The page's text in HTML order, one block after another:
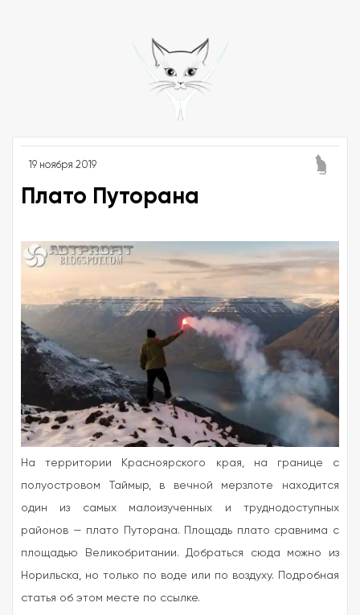
19 ноября 2019
Плато Путорана
На территории Красноярского края, на границе с
полуостровом Таймыр, в вечной мерзлоте находится
один из самых малоизученных и труднодоступных
районов — плато Путорана. Площадь плато сравнима с
площадью Великобритании. Добраться сюда можно из
Норильска, но только по воде или по воздуху. Подробная
статья об этом месте по ссылке.